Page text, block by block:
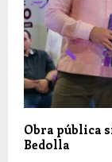
Obra pública
Bedolla